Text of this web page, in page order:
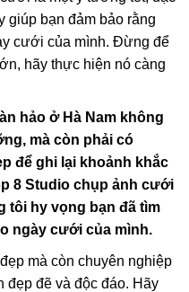
giúp bạn đảm bảo rằng
cưới của mình. Đừng để
hãy thực hiện nó càng
hảo ở Hà Nam không
mà còn phải có
để ghi lại khoảnh khắc
8 Studio chụp ảnh cưới
tôi hy vọng bạn đã tìm
ngày cưới của mình.
mà còn chuyên nghiệp
đẹp đẽ và độc đáo. Hãy